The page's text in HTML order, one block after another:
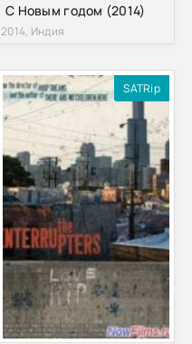
С Новым годом (2014)
2014, Индия
SATRip